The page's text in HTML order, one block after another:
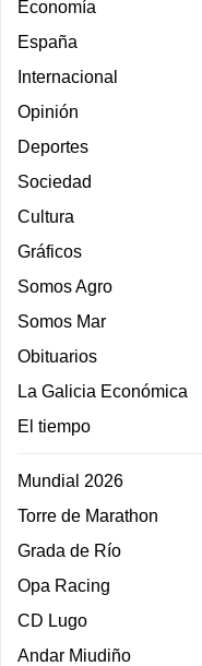
Economía
España
Internacional
Opinión
Deportes
Sociedad
Cultura
Gráficos
Somos Agro
Somos Mar
Obituarios
La Galicia Económica
El tiempo
Mundial 2026
Torre de Marathon
Grada de Río
Opa Racing
CD Lugo
Andar Miudiño